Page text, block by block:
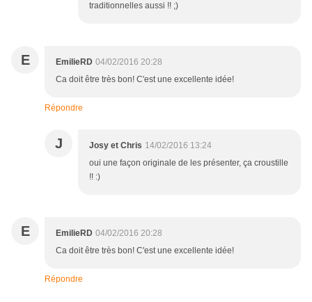
traditionnelles aussi !! ;)
E EmilieRD 04/02/2016 20:28
Ca doit être très bon! C'est une excellente idée!
Répondre
J Josy et Chris 14/02/2016 13:24
oui une façon originale de les présenter, ça croustille
!! :)
E EmilieRD 04/02/2016 20:28
Ca doit être très bon! C'est une excellente idée!
Répondre